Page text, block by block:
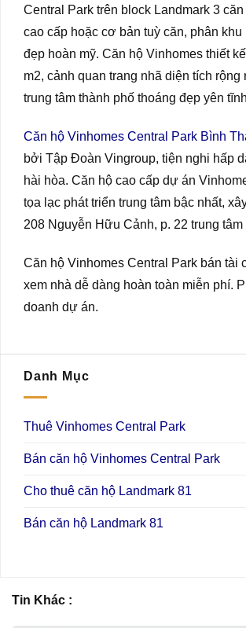
Central Park trên block Landmark 3
cao cấp hoặc cơ bản tuỳ căn, phân khu
đẹp hoàn mỹ. Căn hộ Vinhomes thiết
m2, cảnh quan trang nhã diện tích rộng
trung tâm thành phố thoáng đẹp yên
Căn hộ Vinhomes Central Park Bình
bởi Tập Đoàn Vingroup, tiện nghi hấp
hài hòa. Căn hộ cao cấp dự án
tọa lạc phát triển trung tâm bậc nhất,
208 Nguyễn Hữu Cảnh, p. 22 trung
Căn hộ Vinhomes Central Park bán tài
xem nhà dễ dàng hoàn toàn miễn phí.
doanh dự án.
Danh Mục
Thuê Vinhomes Central Park
Bán căn hộ Vinhomes Central Park
Cho thuê căn hộ Landmark 81
Bán căn hộ Landmark 81
Tin Khác :